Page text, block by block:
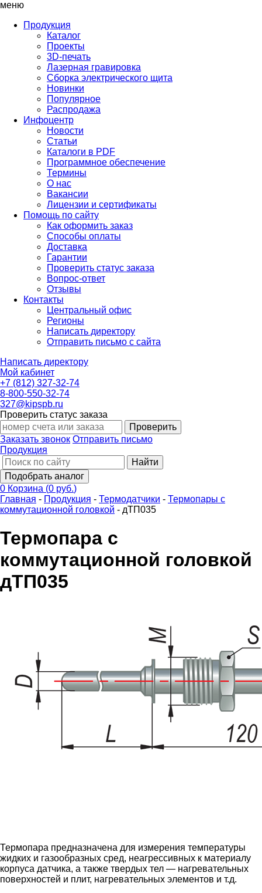
меню
Продукция
Каталог
Проекты
3D-печать
Лазерная гравировка
Сборка электрического щита
Новинки
Популярное
Распродажа
Инфоцентр
Новости
Статьи
Каталоги в PDF
Программное обеспечение
Термины
О нас
Вакансии
Лицензии и сертификаты
Помощь по сайту
Как оформить заказ
Способы оплаты
Доставка
Гарантии
Проверить статус заказа
Вопрос-ответ
Отзывы
Контакты
Центральный офис
Регионы
Написать директору
Отправить письмо с сайта
Написать директору
Мой кабинет
+7 (812) 327-32-74
8-800-550-32-74
327@kipspb.ru
Проверить статус заказа
Проверить
Заказать звонок Отправить письмо
Продукция
Найти
Подобрать аналог
0 Корзина (0 руб.)
Главная - Продукция - Термодатчики - Термопары с
коммутационной головкой - дТП035
Термопара с
коммутационной головкой
дТП035
Термопара предназначена для измерения температуры
жидких и газообразных сред, неагрессивных к материалу
корпуса датчика, а также твердых тел — нагревательных
поверхностей и плит, нагревательных элементов и т.д.